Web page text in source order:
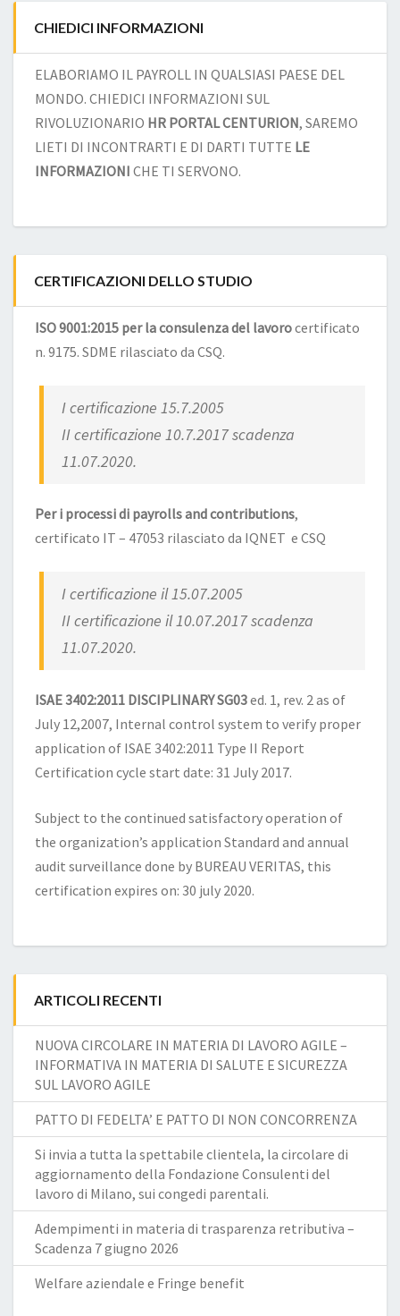
CHIEDICI INFORMAZIONI
ELABORIAMO IL PAYROLL IN QUALSIASI PAESE DEL
MONDO. CHIEDICI INFORMAZIONI SUL
RIVOLUZIONARIO HR PORTAL CENTURION, SAREMO
LIETI DI INCONTRARTI E DI DARTI TUTTE LE
INFORMAZIONI CHE TI SERVONO.
CERTIFICAZIONI DELLO STUDIO
ISO 9001:2015 per la consulenza del lavorocertificato
n. 9175. SDME rilasciato da CSQ.
I certificazione 15.7.2005
II certificazione 10.7.2017 scadenza
11.07.2020.
Per i processi di payrolls and contributions,
certificato IT – 47053 rilasciato da IQNET e CSQ
I certificazione il 15.07.2005
II certificazione il 10.07.2017 scadenza
11.07.2020.
ISAE 3402:2011 DISCIPLINARY SG03ed. 1, rev. 2 as of
July 12,2007, Internal control system to verify proper
application of ISAE 3402:2011 Type II Report
Certification cycle start date: 31 July 2017.
Subject to the continued satisfactory operation of
the organization’s application Standard and annual
audit surveillance done by BUREAU VERITAS, this
certification expires on: 30 july 2020.
ARTICOLI RECENTI
NUOVA CIRCOLARE IN MATERIA DI LAVORO AGILE –
INFORMATIVA IN MATERIA DI SALUTE E SICUREZZA
SUL LAVORO AGILE
PATTO DI FEDELTA’ E PATTO DI NON CONCORRENZA
Si invia a tutta la spettabile clientela, la circolare di
aggiornamento della Fondazione Consulenti del
lavoro di Milano, sui congedi parentali.
Adempimenti in materia di trasparenza retributiva –
Scadenza 7 giugno 2026
Welfare aziendale e Fringe benefit